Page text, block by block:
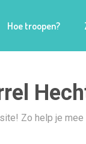
Hoe troopen?
Zo help je